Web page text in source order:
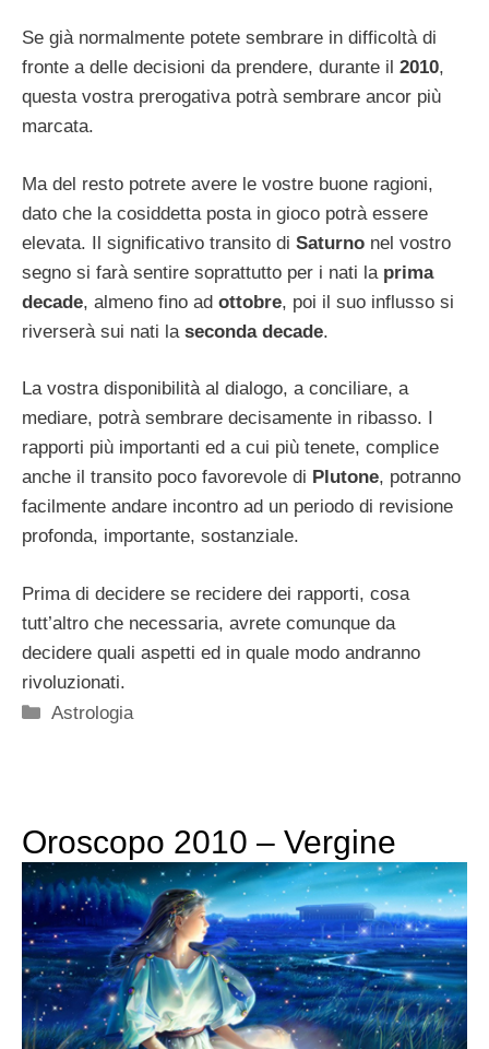
Se già normalmente potete sembrare in difficoltà di
fronte a delle decisioni da prendere, durante il 2010,
questa vostra prerogativa potrà sembrare ancor più
marcata.
Ma del resto potrete avere le vostre buone ragioni,
dato che la cosiddetta posta in gioco potrà essere
elevata. Il significativo transito di Saturno nel vostro
segno si farà sentire soprattutto per i nati la prima
decade, almeno fino ad ottobre, poi il suo influsso si
riverserà sui nati la seconda decade.
La vostra disponibilità al dialogo, a conciliare, a
mediare, potrà sembrare decisamente in ribasso. I
rapporti più importanti ed a cui più tenete, complice
anche il transito poco favorevole di Plutone, potranno
facilmente andare incontro ad un periodo di revisione
profonda, importante, sostanziale.
Prima di decidere se recidere dei rapporti, cosa
tutt’altro che necessaria, avrete comunque da
decidere quali aspetti ed in quale modo andranno
rivoluzionati.
Categorie
Astrologia
Oroscopo 2010 – Vergine